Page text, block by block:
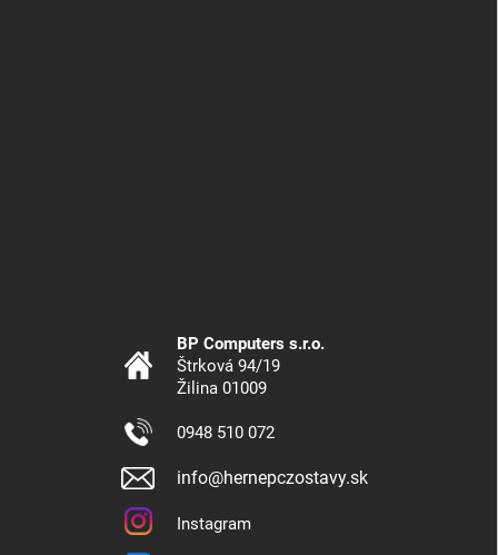
BP Computers s.r.o.
Štrková 94/19
Žilina 01009
0948 510 072
info@hernepczostavy.sk
Instagram